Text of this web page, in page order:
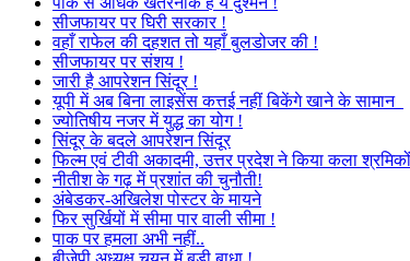
सीजफायर पर घिरी सरकार !
वहाँ राफेल की दहशत तो यहाँ बुलडोजर की !
सीजफायर पर संशय !
जारी है आपरेशन सिंदूर !
यूपी में अब बिना लाइसेंस कत्तई नहीं बिकेंगे खाने के सामान
ज्योतिषीय नजर में युद्ध का योग !
सिंदूर के बदले आपरेशन सिंदूर
फिल्म एवं टीवी अकादमी, उत्तर प्रदेश ने किया कला
नीतीश के गढ़ में प्रशांत की चुनौती!
अंबेडकर-अखिलेश पोस्टर के मायने
फिर सुर्खियों में सीमा पार वाली सीमा !
पाक पर हमला अभी नहीं..